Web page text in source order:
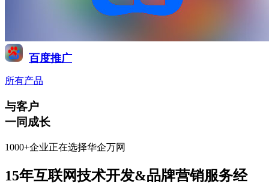
百度推广
所有产品
与客户
一同成长
1000+企业正在选择华企万网
15年互联网技术开发&品牌营销服务经